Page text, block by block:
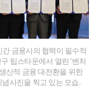
금융사의 협력이 필수적
팁스타운에서 열린 '벤처
산적 금융 대전환을 위한
사진을 찍고 있는 모습.